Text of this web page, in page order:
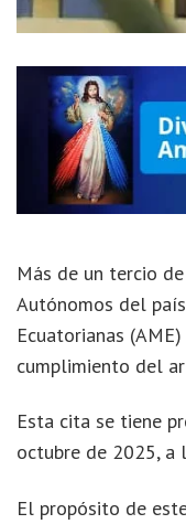
Más de un tercio
Autónomos del
Ecuatorianas
cumplimiento del
Esta cita se tiene
octubre de 2025, a
El propósito de